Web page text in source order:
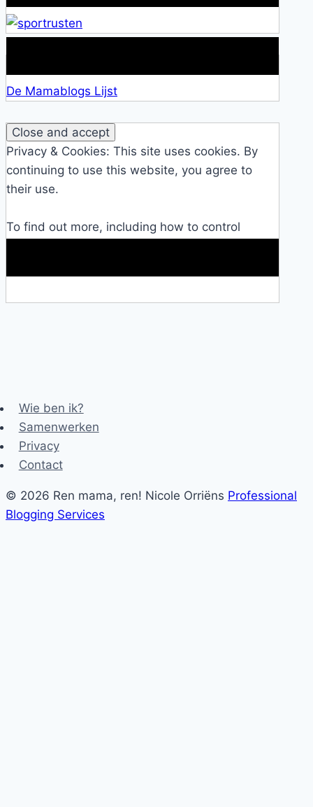
De Mamablogs Lijst
Privacy & Cookies: This site uses cookies. By
continuing to use this website, you agree to
their use.
To find out more, including how to control
Wie ben ik?
Samenwerken
Privacy
Contact
© 2026 Ren mama, ren! Nicole Orriëns Professional
Blogging Services